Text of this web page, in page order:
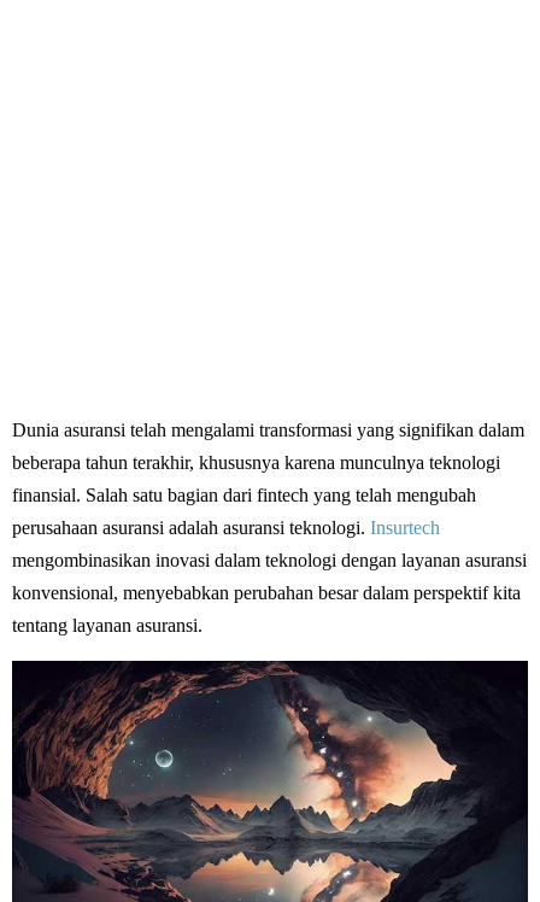
Dunia asuransi telah mengalami transformasi yang signifikan dalam
beberapa tahun terakhir, khususnya karena munculnya teknologi
finansial. Salah satu bagian dari fintech yang telah mengubah
perusahaan asuransi adalah asuransi teknologi. Insurtech
mengombinasikan inovasi dalam teknologi dengan layanan asuransi
konvensional, menyebabkan perubahan besar dalam perspektif kita
tentang layanan asuransi.